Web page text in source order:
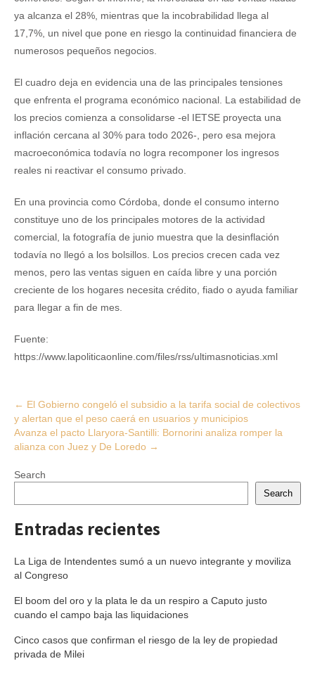
ya alcanza el 28%, mientras que la incobrabilidad llega al
17,7%, un nivel que pone en riesgo la continuidad financiera de
numerosos pequeños negocios.
El cuadro deja en evidencia una de las principales tensiones
que enfrenta el programa económico nacional. La estabilidad de
los precios comienza a consolidarse -el IETSE proyecta una
inflación cercana al 30% para todo 2026-, pero esa mejora
macroeconómica todavía no logra recomponer los ingresos
reales ni reactivar el consumo privado.
En una provincia como Córdoba, donde el consumo interno
constituye uno de los principales motores de la actividad
comercial, la fotografía de junio muestra que la desinflación
todavía no llegó a los bolsillos. Los precios crecen cada vez
menos, pero las ventas siguen en caída libre y una porción
creciente de los hogares necesita crédito, fiado o ayuda familiar
para llegar a fin de mes.
Fuente:
https://www.lapoliticaonline.com/files/rss/ultimasnoticias.xml
Post
navigation
← El Gobierno congeló el subsidio a la tarifa social de colectivos
y alertan que el peso caerá en usuarios y municipios
Avanza el pacto Llaryora-Santilli: Bornorini analiza romper la
alianza con Juez y De Loredo →
Search
Search
Entradas recientes
La Liga de Intendentes sumó a un nuevo integrante y moviliza
al Congreso
El boom del oro y la plata le da un respiro a Caputo justo
cuando el campo baja las liquidaciones
Cinco casos que confirman el riesgo de la ley de propiedad
privada de Milei